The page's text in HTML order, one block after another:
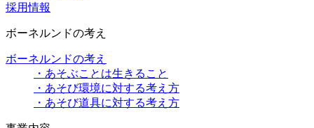
採用情報
ボーネルンドの考え
ボーネルンドの考え
・あそぶことは生きること
・あそび環境に対する考え方
・あそび道具に対する考え方